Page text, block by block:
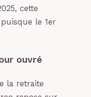
cette
le 1er
ouvré
la retraite